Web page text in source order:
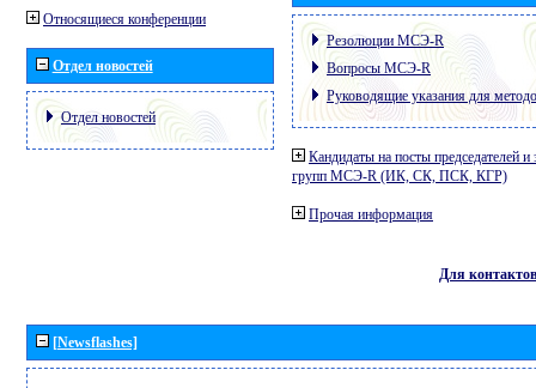
Относящиеся конференции
Отдел новостей
Отдел новостей
Резолюции МСЭ-R
Вопросы МСЭ-R
Руководящие указания для
Кандидаты на посты председателей и
групп МСЭ-R (ИК, СК, ПСК, КГР)
Прочая информация
Для контактов
[Newsflashes]